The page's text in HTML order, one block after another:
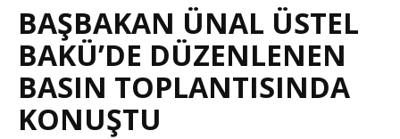
BAŞBAKAN ÜNAL ÜSTEL
BAKÜ’DE DÜZENLENEN
BASIN TOPLANTISINDA
KONUŞTU